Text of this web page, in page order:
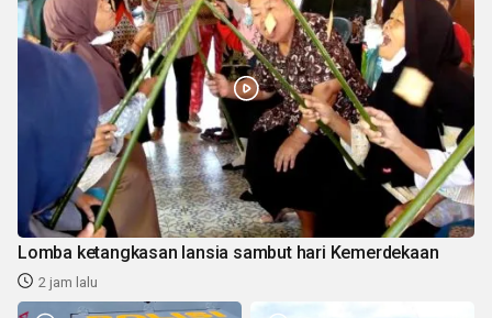
Lomba ketangkasan lansia sambut hari Kemerdekaan
2 jam lalu